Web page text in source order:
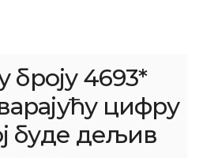
броју 4693*
цифру
буде дељив